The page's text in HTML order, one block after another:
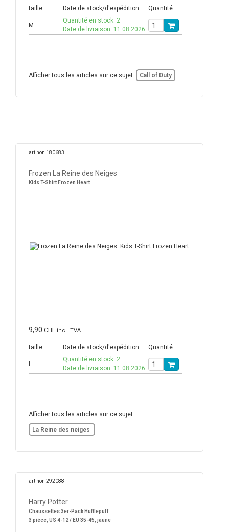
taille Date de stock/d'expédition Quantité
M
Quantité en stock: 2
Date de livraison: 11.08.2026
Afficher tous les articles sur ce sujet: Call of Duty
art non 180683
Frozen La Reine des Neiges
Kids T-Shirt Frozen Heart
9,90 CHF incl. TVA
taille Date de stock/d'expédition Quantité
L
Quantité en stock: 2
Date de livraison: 11.08.2026
Afficher tous les articles sur ce sujet:
La Reine des neiges
art non 292088
Harry Potter
Chaussettes 3er-Pack Hufflepuff
3 pièce, US 4-12 / EU 35-45, jaune